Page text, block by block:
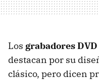
Los grabadores
destacan por su
clásico, pero dicen